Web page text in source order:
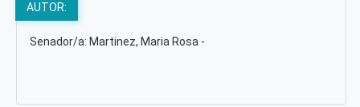
AUTOR:
Senador/a: Martinez, Maria Rosa -